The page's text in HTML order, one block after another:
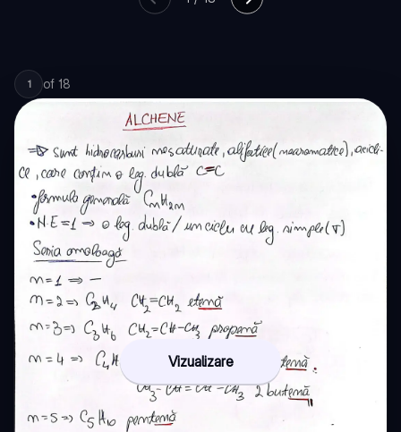
1 of 18
Vizualizare